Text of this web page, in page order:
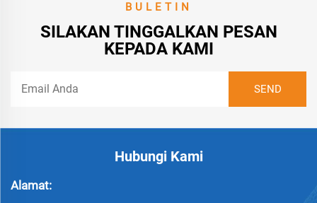
BULETIN
SILAKAN TINGGALKAN PESAN
KEPADA KAMI
Hubungi Kami
Alamat: